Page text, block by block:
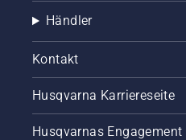
Händler
Kontakt
Husqvarna Karriereseite
Husqvarnas